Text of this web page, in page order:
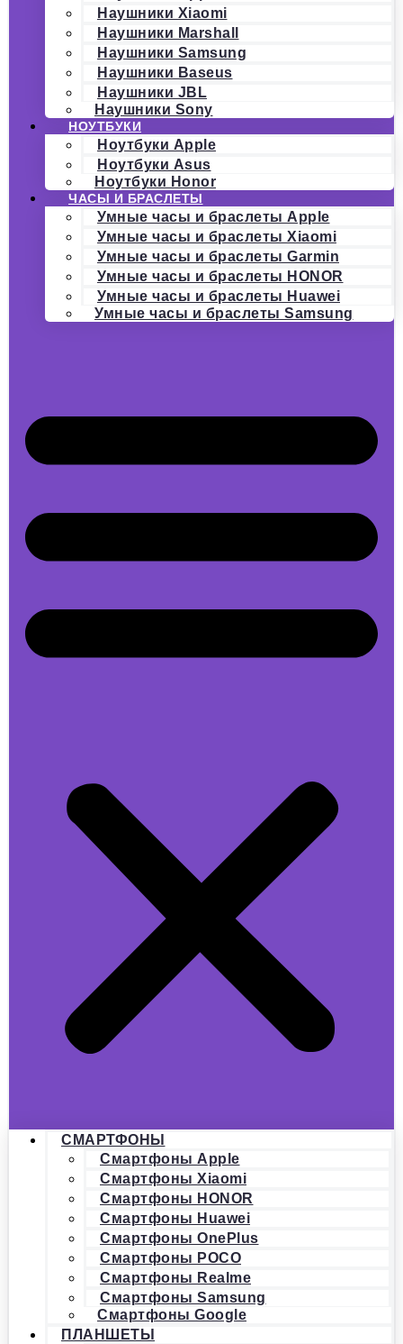
Наушники Xiaomi
Наушники Marshall
Наушники Samsung
Наушники Baseus
Наушники JBL
Наушники Sony
НОУТБУКИ
Ноутбуки Apple
Ноутбуки Asus
Ноутбуки Honor
ЧАСЫ И БРАСЛЕТЫ
Умные часы и браслеты Apple
Умные часы и браслеты Xiaomi
Умные часы и браслеты Garmin
Умные часы и браслеты HONOR
Умные часы и браслеты Huawei
Умные часы и браслеты Samsung
СМАРТФОНЫ
Смартфоны Apple
Смартфоны Xiaomi
Смартфоны HONOR
Смартфоны Huawei
Смартфоны OnePlus
Смартфоны POCO
Смартфоны Realme
Смартфоны Samsung
Смартфоны Google
ПЛАНШЕТЫ